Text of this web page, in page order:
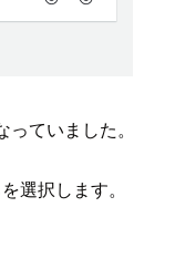
ていました。
選択します。